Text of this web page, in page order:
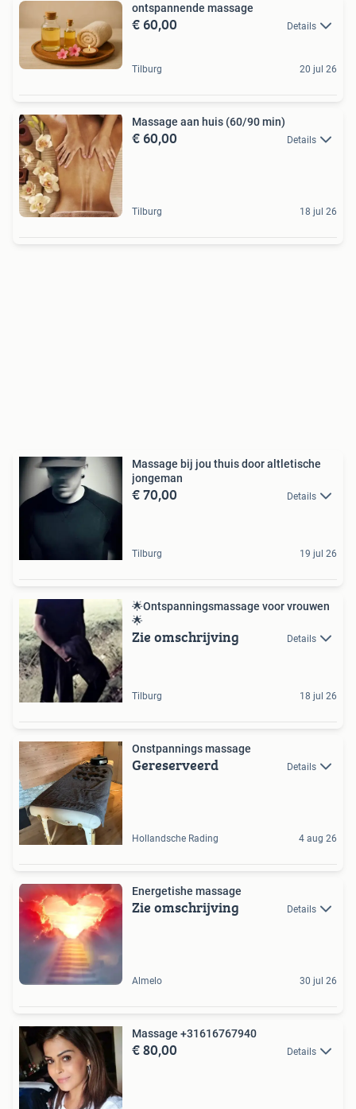
ontspannende massage
€ 60,00 Details
Tilburg 20 jul 26
Massage aan huis (60/90 min)
€ 60,00 Details
Tilburg 18 jul 26
Massage bij jou thuis door altletische
jongeman
€ 70,00 Details
Tilburg 19 jul 26
🌟Ontspanningsmassage voor vrouwen
🌟
Zie omschrijving Details
Tilburg 18 jul 26
Onstpannings massage
Gereserveerd Details
Hollandsche Rading 4 aug 26
Energetishe massage
Zie omschrijving Details
Almelo 30 jul 26
Massage +31616767940
€ 80,00 Details